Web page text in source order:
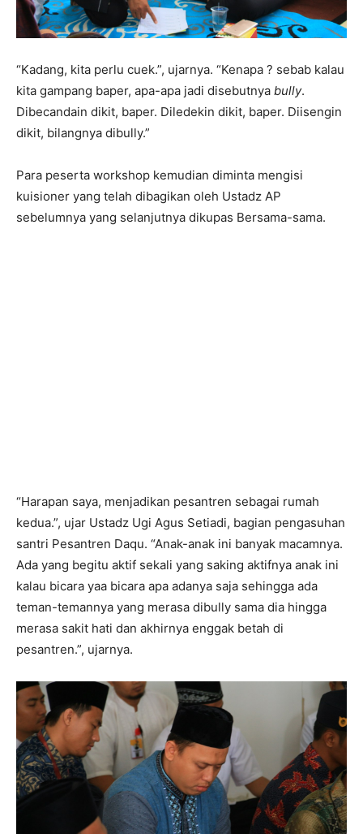
“Kadang, kita perlu cuek.”, ujarnya. “Kenapa ? sebab kalau
kita gampang baper, apa-apa jadi disebutnya bully.
Dibecandain dikit, baper. Diledekin dikit, baper. Diisengin
dikit, bilangnya dibully.”
Para peserta workshop kemudian diminta mengisi
kuisioner yang telah dibagikan oleh Ustadz AP
sebelumnya yang selanjutnya dikupas Bersama-sama.
“Harapan saya, menjadikan pesantren sebagai rumah
kedua.”, ujar Ustadz Ugi Agus Setiadi, bagian pengasuhan
santri Pesantren Daqu. “Anak-anak ini banyak macamnya.
Ada yang begitu aktif sekali yang saking aktifnya anak ini
kalau bicara yaa bicara apa adanya saja sehingga ada
teman-temannya yang merasa dibully sama dia hingga
merasa sakit hati dan akhirnya enggak betah di
pesantren.”, ujarnya.